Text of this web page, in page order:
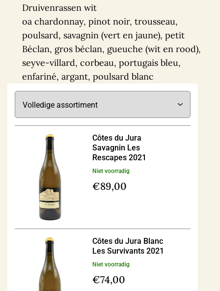
Druivenrassen wit
oa chardonnay, pinot noir, trousseau,
poulsard, savagnin (vert en jaune), petit
Béclan, gros béclan, gueuche (wit en rood),
seyve-villard, corbeau, portugais bleu,
enfariné, argant, poulsard blanc
Côtes du Jura
Savagnin Les
Rescapes 2021
Niet voorradig
€89,00
Côtes du Jura Blanc
Les Survivants 2021
Niet voorradig
€74,00